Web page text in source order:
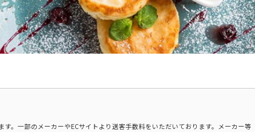
す。一部のメーカーやECサイトより送客手数料をいただいております。メーカー等